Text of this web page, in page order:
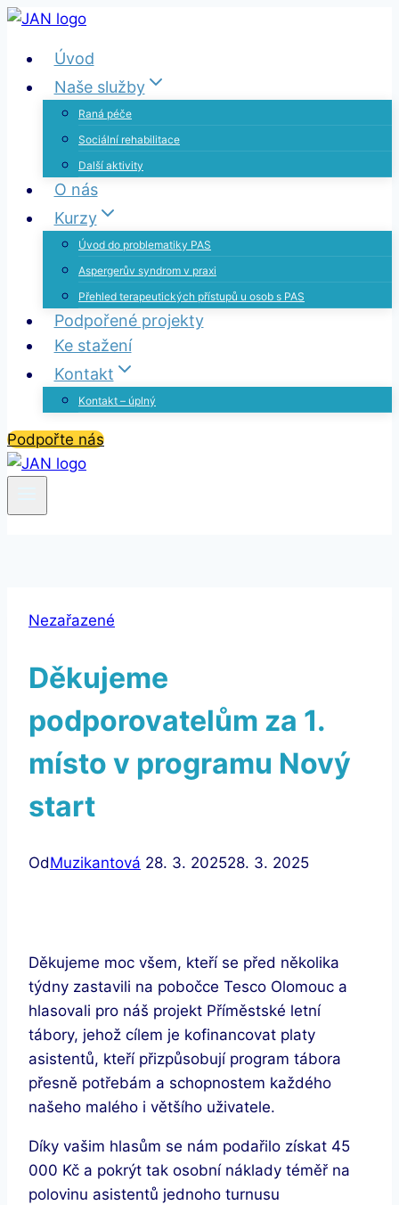
Přeskočit
obsah
Úvod
Naše služby
Raná péče
Sociální rehabilitace
Další aktivity
O nás
Kurzy
Úvod do problematiky PAS
Aspergerův syndrom v praxi
Přehled terapeutických přístupů u osob s PAS
Podpořené projekty
Ke stažení
Kontakt
Kontakt – úplný
Podpořte nás
Nezařazené
Děkujeme
podporovatelům za 1.
místo v programu Nový
start
OdMuzikantová 28. 3. 202528. 3. 2025
Děkujeme moc všem, kteří se před několika
týdny zastavili na pobočce Tesco Olomouc a
hlasovali pro náš projekt Příměstské letní
tábory, jehož cílem je kofinancovat platy
asistentů, kteří přizpůsobují program tábora
přesně potřebám a schopnostem každého
našeho malého i většího uživatele.
Díky vašim hlasům se nám podařilo získat 45
000 Kč a pokrýt tak osobní náklady téměř na
polovinu asistentů jednoho turnusu